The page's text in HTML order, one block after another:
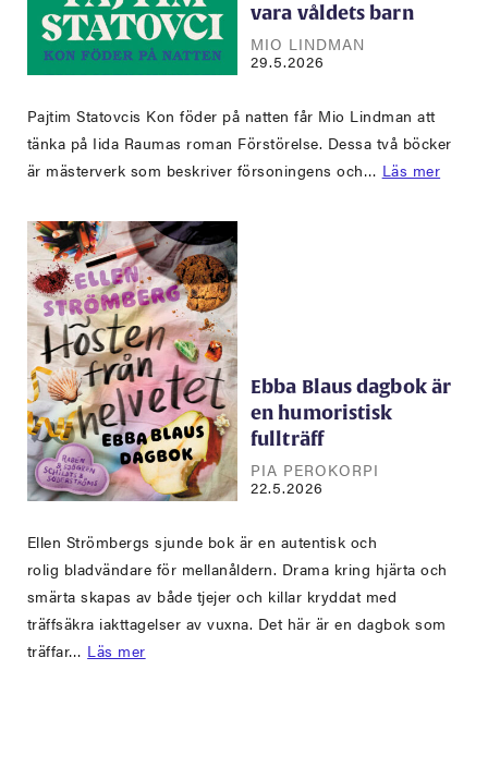
vara våldets barn
MIO LINDMAN
29.5.2026
Pajtim Statovcis Kon föder på natten får Mio Lindman att
tänka på Iida Raumas roman Förstörelse. Dessa två böcker
är mästerverk som beskriver försoningens och… Läs mer
Ebba Blaus dagbok är
en humoristisk
fullträff
PIA PEROKORPI
22.5.2026
Ellen Strömbergs sjunde bok är en autentisk och
rolig bladvändare för mellanåldern. Drama kring hjärta och
smärta skapas av både tjejer och killar kryddat med
träffsäkra iakttagelser av vuxna. Det här är en dagbok som
träffar… Läs mer